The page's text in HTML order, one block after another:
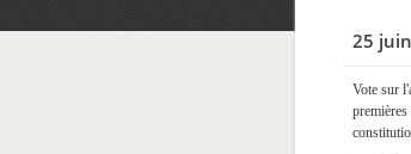
25
Vote sur